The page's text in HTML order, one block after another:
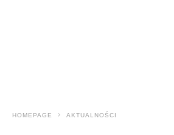
HOMEPAGE AKTUALNOŚCI